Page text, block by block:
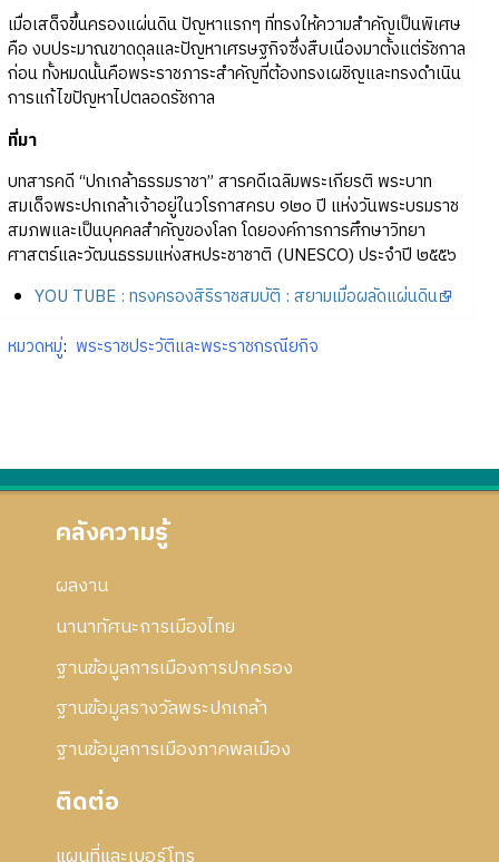
เมื่อเสด็จขึ้นครองแผ่นดิน ปัญหาแรกๆ ที่ทรงให้ความสำคัญเป็นพิเศษ
คือ งบประมาณขาดดุลและปัญหาเศรษฐกิจซึ่งสืบเนื่องมาตั้งแต่รัชกาล
ก่อน ทั้งหมดนั้นคือพระราชภาระสำคัญที่ต้องทรงเผชิญและทรงดำเนิน
การแก้ไขปัญหาไปตลอดรัชกาล
ที่มา
บทสารคดี “ปกเกล้าธรรมราชา” สารคดีเฉลิมพระเกียรติ พระบาท
สมเด็จพระปกเกล้าเจ้าอยู่ในวโรกาสครบ ๑๒๐ ปี แห่งวันพระบรมราช
สมภพและเป็นบุคคลสำคัญของโลก โดยองค์การการศึกษาวิทยา
ศาสตร์และวัฒนธรรมแห่งสหประชาชาติ (UNESCO) ประจำปี ๒๕๕๖
YOU TUBE : ทรงครองสิริราชสมบัติ : สยามเมื่อผลัดแผ่นดิน
หมวดหมู่: พระราชประวัติและพระราชกรณียกิจ
คลังความรู้
ผลงาน
นานาทัศนะการเมืองไทย
ฐานข้อมูลการเมืองการปกครอง
ฐานข้อมูลรางวัลพระปกเกล้า
ฐานข้อมูลการเมืองภาคพลเมือง
ติดต่อ